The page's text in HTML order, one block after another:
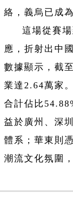
絡，義烏已成
這場從賽
應，折射出中
數據顯示，截
業達2.64萬家
合計佔比
益於廣州、深
體系；華東則
潮流文化氛圍